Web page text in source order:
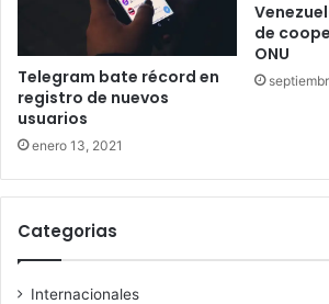
Telegram bate récord en
registro de nuevos
usuarios
enero 13, 2021
de
ONU
Categorias
Internacionales